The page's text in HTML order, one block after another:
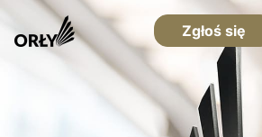
Zgłoś się